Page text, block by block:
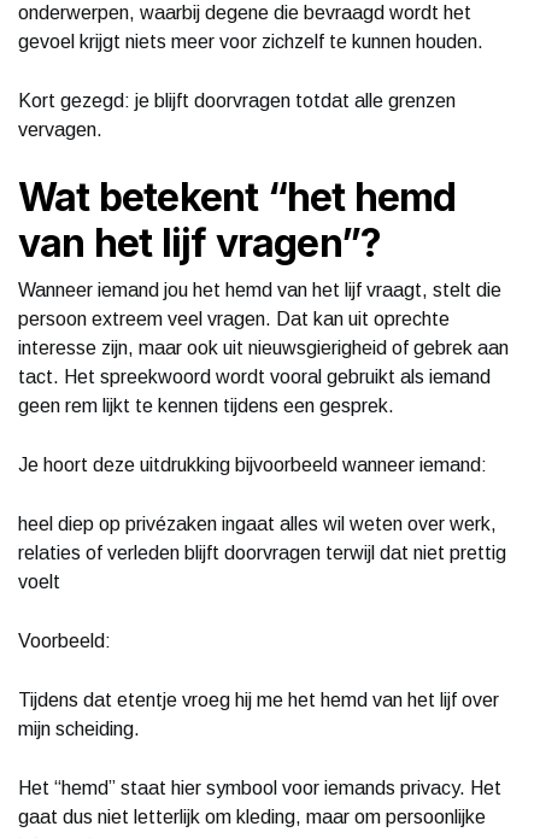
onderwerpen, waarbij degene die bevraagd wordt het
gevoel krijgt niets meer voor zichzelf te kunnen houden.
Kort gezegd: je blijft doorvragen totdat alle grenzen
vervagen.
Wat betekent “het hemd
van het lijf vragen”?
Wanneer iemand jou het hemd van het lijf vraagt, stelt die
persoon extreem veel vragen. Dat kan uit oprechte
interesse zijn, maar ook uit nieuwsgierigheid of gebrek aan
tact. Het spreekwoord wordt vooral gebruikt als iemand
geen rem lijkt te kennen tijdens een gesprek.
Je hoort deze uitdrukking bijvoorbeeld wanneer iemand:
heel diep op privézaken ingaat alles wil weten over werk,
relaties of verleden blijft doorvragen terwijl dat niet prettig
voelt
Voorbeeld:
Tijdens dat etentje vroeg hij me het hemd van het lijf over
mijn scheiding.
Het “hemd” staat hier symbool voor iemands privacy. Het
gaat dus niet letterlijk om kleding, maar om persoonlijke